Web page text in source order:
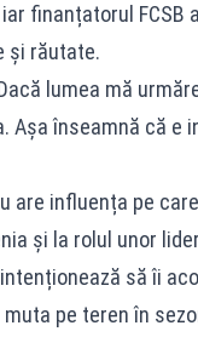
finanțatorul FCSB
și răutate.
lumea mă
Așa înseamnă că e
are influența pe
și la rolul unor
să îi
pe teren în